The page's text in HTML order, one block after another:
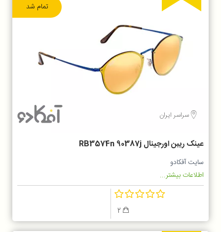
تمام شد
سراسر ایران
عینک ریبن اورجینال RB3574n 90387j
سایت آفکادو
اطلاعات بیشتر...
2